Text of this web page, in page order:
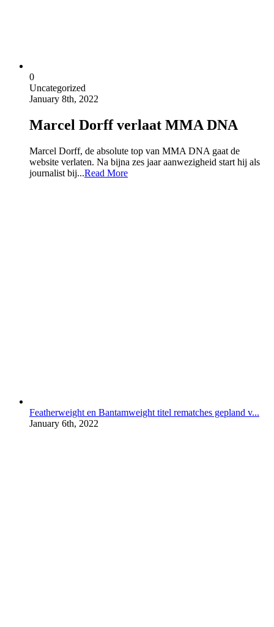
0
Uncategorized
January 8th, 2022
Marcel Dorff verlaat MMA DNA
Marcel Dorff, de absolute top van MMA DNA gaat de
website verlaten. Na bijna zes jaar aanwezigheid start hij als
journalist bij...Read More
Featherweight en Bantamweight titel rematches gepland v...
January 6th, 2022